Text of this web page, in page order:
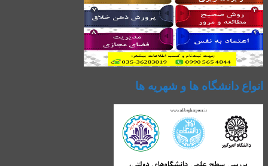
انواع دانشگاه ها و شهریه ها